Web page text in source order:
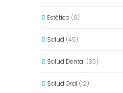
Estética (6)
Salud (45)
Salud Dental (35)
Salud Oral (12)